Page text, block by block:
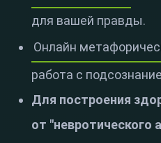
для вашей правды.
Онлайн
работа с
Для построения
от "невротического